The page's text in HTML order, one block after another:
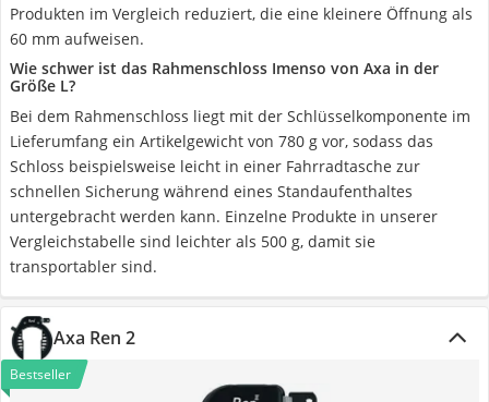
Produkten im Vergleich reduziert, die eine kleinere Öffnung als
60 mm aufweisen.
Wie schwer ist das Rahmenschloss Imenso von Axa in der
Größe L?
Bei dem Rahmenschloss liegt mit der Schlüsselkomponente im
Lieferumfang ein Artikelgewicht von 780 g vor, sodass das
Schloss beispielsweise leicht in einer Fahrradtasche zur
schnellen Sicherung während eines Standaufenthaltes
untergebracht werden kann. Einzelne Produkte in unserer
Vergleichstabelle sind leichter als 500 g, damit sie
transportabler sind.
Axa Ren 2
Bestseller